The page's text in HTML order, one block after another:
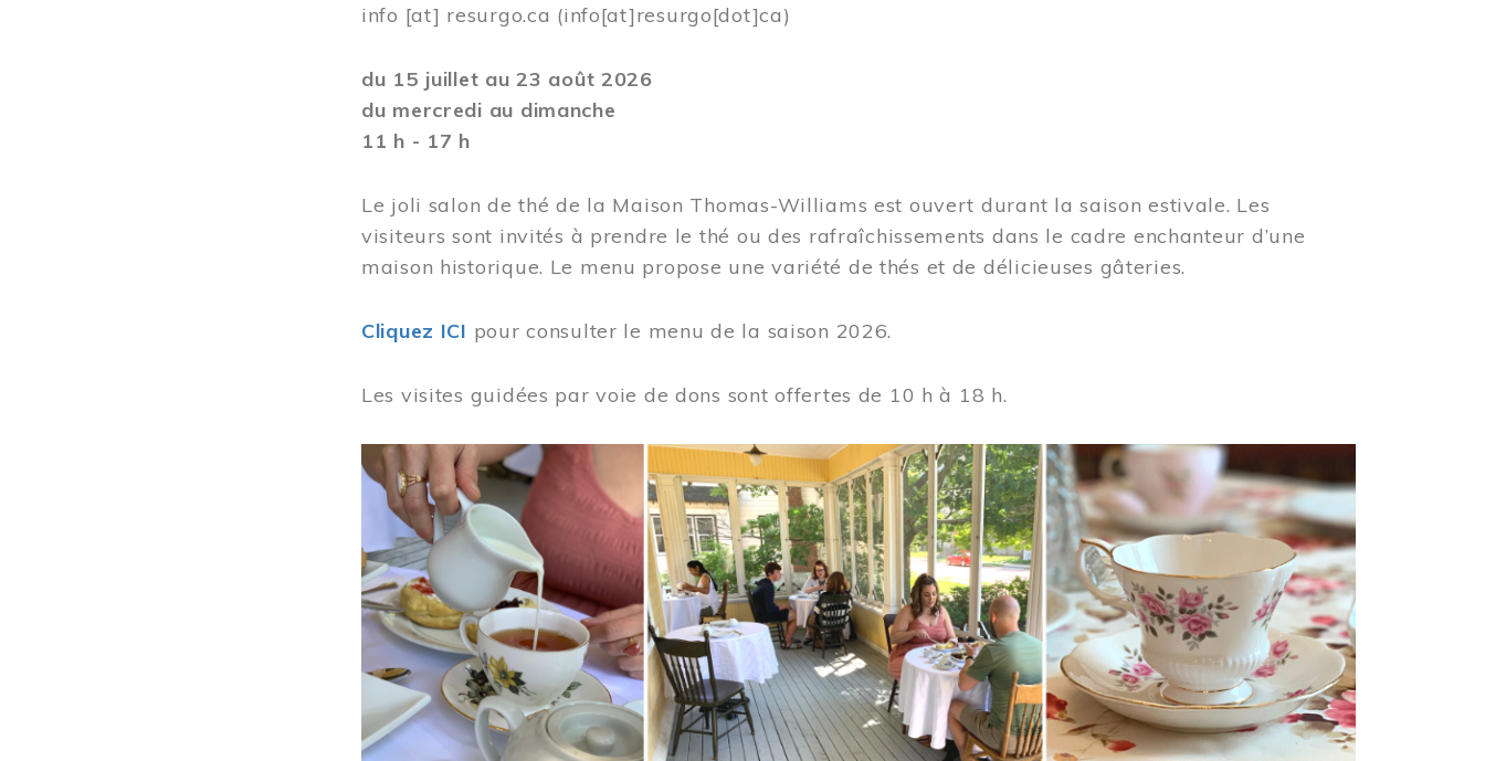
info [at] resurgo.ca (info[at]resurgo[dot]ca)
du 15 juillet au 23 août 2026
du mercredi au dimanche
11 h - 17 h
Le joli salon de thé de la Maison Thomas-Williams est ouvert durant la saison estivale. Les
visiteurs sont invités à prendre le thé ou des rafraîchissements dans le cadre enchanteur d’une
maison historique. Le menu propose une variété de thés et de délicieuses gâteries.
Cliquez ICI pour consulter le menu de la saison 2026.
Les visites guidées par voie de dons sont offertes de 10 h à 18 h.
Image